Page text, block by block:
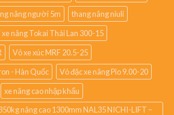
nâng người 5m
thang nâng niuli
nâng Tokai Thái Lan 300-15
Vỏ xe xúc MRF 20.5-25
- Hàn Quốc
Vỏ đặc xe nâng Pio 9.00-20
xe nâng cao nhập khẩu
nâng cao 1300mm NAL35 NICHI-LIFT –